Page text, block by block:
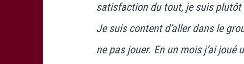
satisfaction du tout, je suis
Je suis content d’aller dans le
ne pas jouer. En un mois j’ai